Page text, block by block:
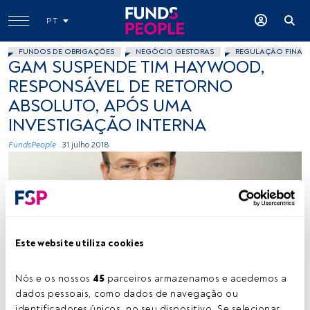
Este website utiliza cookies
Nós e os nossos 45 parceiros armazenamos e acedemos a
dados pessoais, como dados de navegação ou
PT
FUNDOS DE OBRIGAÇÕES NEGÓCIO GESTORAS REGULAÇÃO
GAM SUSPENDE TIM HAYWOOD,
RESPONSÁVEL DE RETORNO
ABSOLUTO, APÓS UMA
INVESTIGAÇÃO INTERNA
FundsPeople . 31 julho 2018